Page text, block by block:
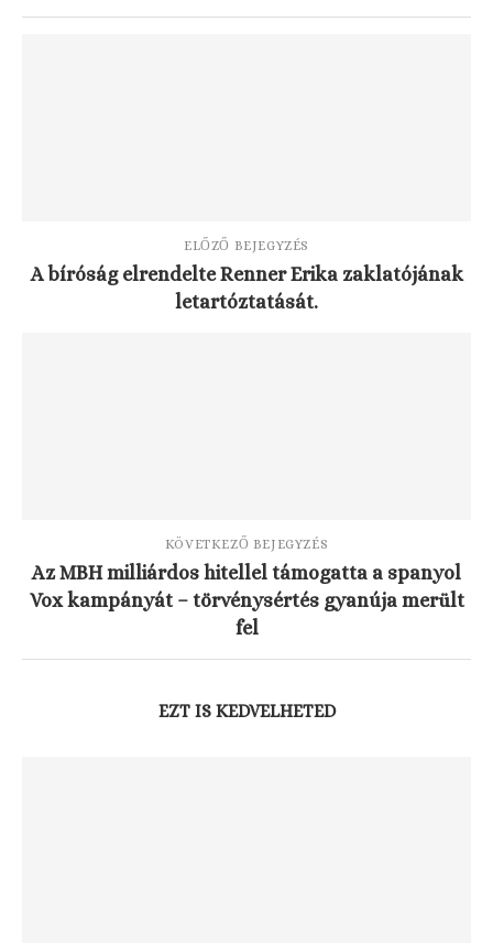
ELŐZŐ BEJEGYZÉS
A bíróság elrendelte Renner Erika zaklatójának
letartóztatását.
KÖVETKEZŐ BEJEGYZÉS
Az MBH milliárdos hitellel támogatta a spanyol
Vox kampányát – törvénysértés gyanúja merült
fel
EZT IS KEDVELHETED